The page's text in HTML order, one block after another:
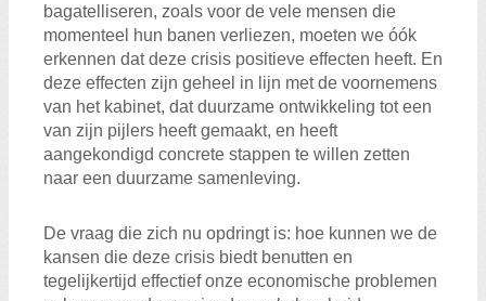
bagatelliseren, zoals voor de vele mensen die
momenteel hun banen verliezen, moeten we óók
erkennen dat deze crisis positieve effecten heeft. En
deze effecten zijn geheel in lijn met de voornemens
van het kabinet, dat duurzame ontwikkeling tot een
van zijn pijlers heeft gemaakt, en heeft
aangekondigd concrete stappen te willen zetten
naar een duurzame samenleving.
De vraag die zich nu opdringt is: hoe kunnen we de
kansen die deze crisis biedt benutten en
tegelijkertijd effectief onze economische problemen